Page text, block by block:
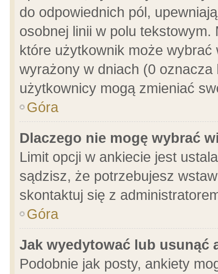
do odpowiednich pól,
osobnej linii w polu
które użytkownik może
wyrażony w dniach (0
użytkownicy mogą zmieniać
Góra
Dlaczego nie mogę wybrać
Limit opcji w ankiecie jest
sądzisz, że potrzebujesz
skontaktuj się z
Góra
Jak wyedytować lub usunąć
Podobnie jak posty, ankiety